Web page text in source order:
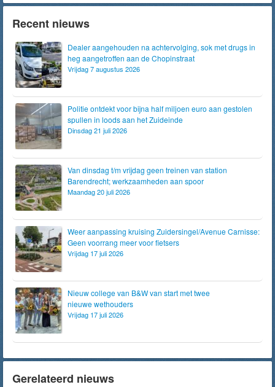
Recent nieuws
Dealer aangehouden na achtervolging, sok met drugs in
heg aangetroffen aan de Chopinstraat
Vrijdag 7 augustus 2026
Politie ontdekt voor bijna half miljoen euro aan gestolen
spullen in loods aan het Zuideinde
Dinsdag 21 juli 2026
Van dinsdag t/m vrijdag geen treinen van station
Barendrecht; werkzaamheden aan spoor
Maandag 20 juli 2026
Weer aanpassing kruising Zuidersingel/Avenue Carnisse:
Geen voorrang meer voor fietsers
Vrijdag 17 juli 2026
Nieuw college van B&W van start met twee
nieuwe wethouders
Vrijdag 17 juli 2026
Gerelateerd nieuws